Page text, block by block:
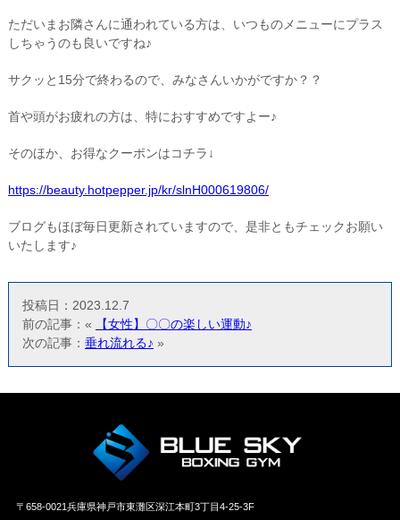
ただいまお隣さんに通われている方は、いつものメニューにプラス
しちゃうのも良いですね♪
サクッと15分で終わるので、みなさんいかがですか？？
首や頭がお疲れの方は、特におすすめですよー♪
そのほか、お得なクーポンはコチラ↓
https://beauty.hotpepper.jp/kr/slnH000619806/
ブログもほぼ毎日更新されていますので、是非ともチェックお願い
いたします♪
投稿日：2023.12.7
前の記事：«
【女性】〇〇の楽しい運動♪
次の記事： 垂れ流れる♪ »
〒658‐0021兵庫県神戸市東灘区深江本町3丁目4-25-3F